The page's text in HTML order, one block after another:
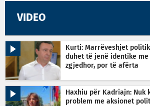
VIDEO
Kurti: Marrëveshjet
duhet të jenë identike
zgjedhor, por të afërta
Haxhiu për Kadriajn: Nuk
problem me aksionet